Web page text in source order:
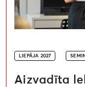
LIEPĀJA 2027
Aizvadīta